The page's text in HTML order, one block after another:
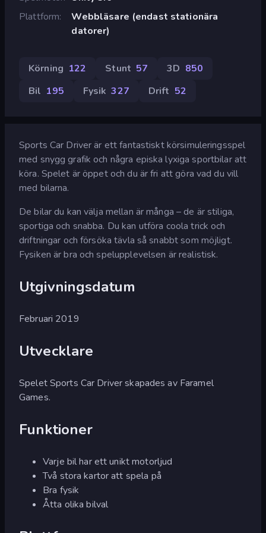
Plattform
Webbläsare (endast stationära
datorer)
Körning 122 Stunt 57 3D 850
Bil 195 Fysik 327 Drift 52
Sports Car Driver är ett fantastiskt körsimuleringsspel
med snygg grafik och några episka lyxiga sportbilar att
köra. Spelet är öppet och du är fri att göra vad du vill
med bilarna.
De bilar du kan välja mellan är många – de är stiliga,
sportiga och snabba. Du kan utföra coola trick och
driftningar och försöka tävla så snabbt som möjligt.
Fysiken är bra och spelupplevelsen är realistisk.
Utgivningsdatum
Februari 2019
Utvecklare
Spelet Sports Car Driver skapades av Faramel
Games.
Funktioner
Varje bil har ett unikt motorljud
Två stora kartor att spela på
Bra fysik
Åtta olika bilval